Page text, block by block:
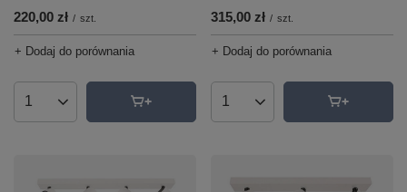
220,00 zł / szt.
+ Dodaj do porównania
Ilość produktów
315,00 zł / szt.
+ Dodaj do porównania
Ilość produktów